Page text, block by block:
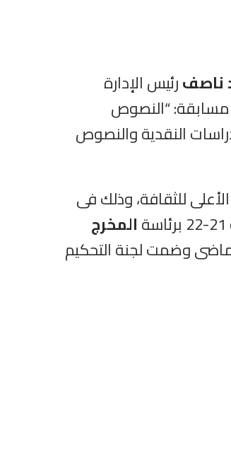
ناصفرئيس الإدارة
مسابقة: “النصوص
النقدية والنصوص
للثقافة، وذلك فى
المخرج
وضمت لجنة التحكيم